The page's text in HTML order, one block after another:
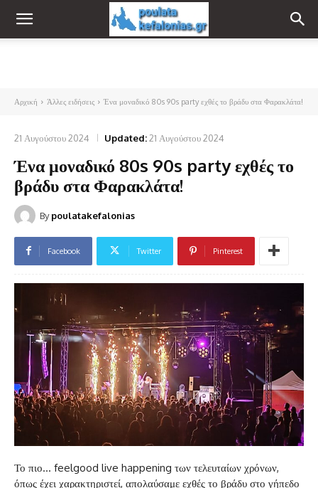
Αρχική Άλλες ειδήσεις Ένα μοναδικό 80s 90s party εχθές το βράδυ στα Φαρακλάτα!
21 Αυγούστου 2024 Updated:21 Αυγούστου 2024
Ένα μοναδικό 80s 90s party εχθές το
βράδυ στα Φαρακλάτα!
By poulatakefalonias
Facebook Twitter Pinterest
Το πιο… feelgood live happening των τελευταίων χρόνων,
όπως έχει χαρακτηριστεί, απολαύσαμε εχθές το βράδυ στο γήπεδο